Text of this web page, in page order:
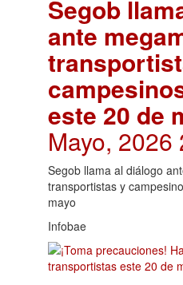
Segob
ante
este 20 de
Mayo, 2026
Segob llama al diálogo
transportistas y
mayo
Infobae